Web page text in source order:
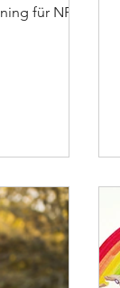
für NF-